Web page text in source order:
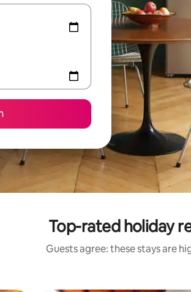
Top-rated holiday
Guests agree: these stays are